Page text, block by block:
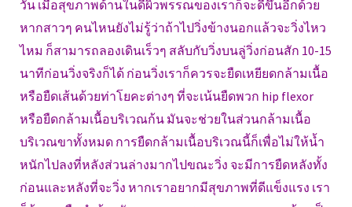
วัน เมื่อสุขภาพด้านในดีผิวพรรณของเราก็จะดีขึ้นอีกด้วย
หากสาวๆ คนไหนยังไม่รู้ว่าถ้าไปวิ่งข้างนอกแล้วจะวิ่งไหว
ไหม ก็สามารถลองเดินเร็วๆ สลับกับวิ่งบนลู่วิ่งก่อนสัก 10-15
นาทีก่อนวิ่งจริงก็ได้ ก่อนวิ่งเราก็ควรจะยืดเหยียดกล้ามเนื้อ
หรือยืดเส้นด้วยท่าโยคะต่างๆ ที่จะเน้นยืดพวก hip flexor
หรือยืดกล้ามเนื้อบริเวณก้น มันจะช่วยในส่วนกล้ามเนื้อ
บริเวณขาทั้งหมด การยืดกล้ามเนื้อบริเวณนี้ก็เพื่อไม่ให้น้ำ
หนักไปลงที่หลังส่วนล่างมากไปขณะวิ่ง จะมีการยืดหลังทั้ง
ก่อนและหลังที่จะวิ่ง หากเราอยากมีสุขภาพที่ดีแข็งแรง เรา